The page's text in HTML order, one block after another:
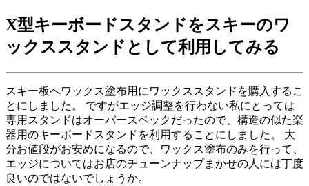
X型キーボードスタンドをスキーのワ
ックススタンドとして利用してみる
スキー板へワックス塗布用にワックススタンドを購入するこ
とにしました。 ですがエッジ調整を行わない私にとっては
専用スタンドはオーバースペックだったので、構造の似た楽
器用のキーボードスタンドを利用することにしました。 大
分お値段がお安めになるので、ワックス塗布のみを行って、
エッジについてはお店のチューンナップまかせの人には丁度
良いのではないでしょうか。